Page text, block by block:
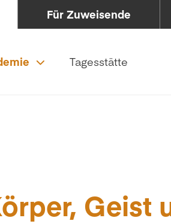
Für Zuweisende
Tagesstätte
Geist